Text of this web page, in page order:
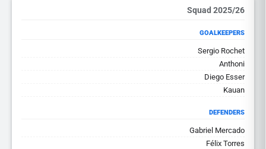
2025/26 Squad
GOALKEEPERS
Sergio Rochet
Anthoni
Diego Esser
Kauan
DEFENDERS
Gabriel Mercado
Félix Torres